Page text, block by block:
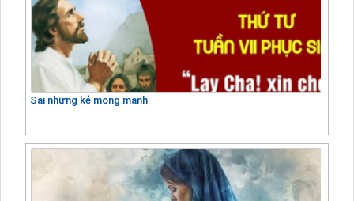
Sai những kẻ mong manh